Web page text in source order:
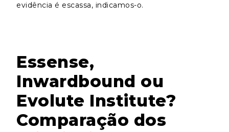
evidência é escassa, indicamos-o.
Essense,
Inwardbound ou
Evolute Institute?
Comparação dos